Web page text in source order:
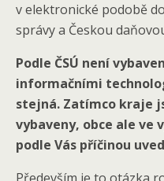
v elektronické podobě
správy a Českou
Podle ČSÚ není
informačními
stejná. Zatímco kraje
vybaveny, obce ale ve
podle Vás příčinou